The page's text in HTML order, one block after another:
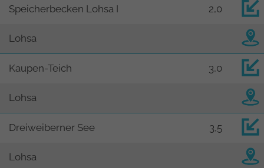
Speicherbecken Lohsa I 2,0
Lohsa
Kaupen-Teich 3,0
Lohsa
Dreiweiberner See 3,5
Lohsa